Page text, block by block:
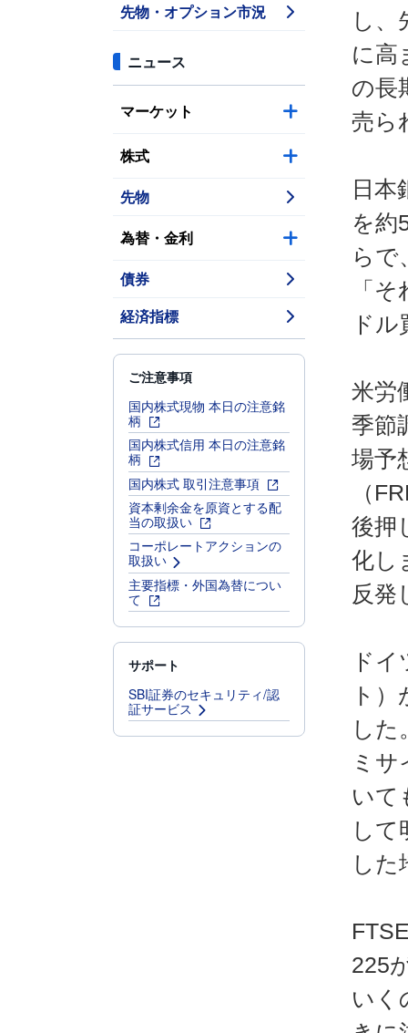
先物・オプション市況
ニュース
マーケット
株式
先物
為替・金利
債券
経済指標
ご注意事項
国内株式現物 本日の注意銘
柄
国内株式信用 本日の注意銘
柄
国内株式 取引注意事項
資本剰余金を原資とする配
当の取扱い
コーポレートアクションの
取扱い
主要指標・外国為替につい
て
サポート
SBI証券のセキュリティ/認
証サービス
し、
に高
の長
売ら
日本
を約
らで
「
ド
米労
季節
場予
（
後押
化し
反発
ド
ト
した
ミ
いて
して
した
225
いく